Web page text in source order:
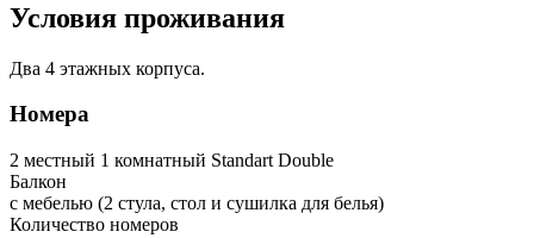
Условия проживания
Два 4 этажных корпуса.
Номера
2 местный 1 комнатный Standart Double
Балкон
с мебелью (2 стула, стол и сушилка для белья)
Количество номеров